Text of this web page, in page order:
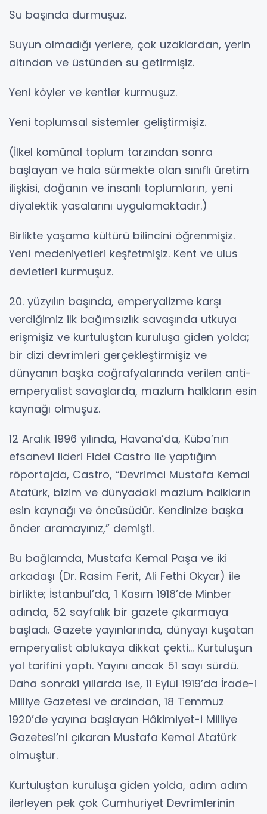
Su başında durmuşuz.
Suyun olmadığı yerlere, çok uzaklardan, yerin
altından ve üstünden su getirmişiz.
Yeni köyler ve kentler kurmuşuz.
Yeni toplumsal sistemler geliştirmişiz.
(İlkel komünal toplum tarzından sonra
başlayan ve hala sürmekte olan sınıflı üretim
ilişkisi, doğanın ve insanlı toplumların, yeni
diyalektik yasalarını uygulamaktadır.)
Birlikte yaşama kültürü bilincini öğrenmişiz.
Yeni medeniyetleri keşfetmişiz. Kent ve ulus
devletleri kurmuşuz.
20. yüzyılın başında, emperyalizme karşı
verdiğimiz ilk bağımsızlık savaşında utkuya
erişmişiz ve kurtuluştan kuruluşa giden yolda;
bir dizi devrimleri gerçekleştirmişiz ve
dünyanın başka coğrafyalarında verilen anti-
emperyalist savaşlarda, mazlum halkların esin
kaynağı olmuşuz.
12 Aralık 1996 yılında, Havana’da, Küba’nın
efsanevi lideri Fidel Castro ile yaptığım
röportajda, Castro, “Devrimci Mustafa Kemal
Atatürk, bizim ve dünyadaki mazlum halkların
esin kaynağı ve öncüsüdür. Kendinize başka
önder aramayınız,” demişti.
Bu bağlamda, Mustafa Kemal Paşa ve iki
arkadaşı (Dr. Rasim Ferit, Ali Fethi Okyar) ile
birlikte; İstanbul’da, 1 Kasım 1918’de Minber
adında, 52 sayfalık bir gazete çıkarmaya
başladı. Gazete yayınlarında, dünyayı kuşatan
emperyalist ablukaya dikkat çekti... Kurtuluşun
yol tarifini yaptı. Yayını ancak 51 sayı sürdü.
Daha sonraki yıllarda ise, 11 Eylül 1919’da İrade-i
Milliye Gazetesi ve ardından, 18 Temmuz
1920’de yayına başlayan Hâkimiyet-i Milliye
Gazetesi’ni çıkaran Mustafa Kemal Atatürk
olmuştur.
Kurtuluştan kuruluşa giden yolda, adım adım
ilerleyen pek çok Cumhuriyet Devrimlerinin